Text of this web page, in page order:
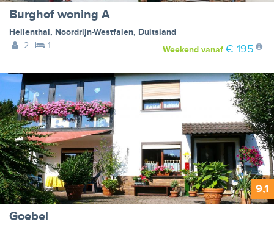
Burghof woning A
Hellenthal, Noordrijn-Westfalen, Duitsland
2
1 Weekendvanaf € 195
9,1
Goebel